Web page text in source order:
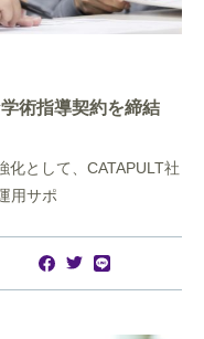
術指導契約を締結
化として、CATAPULT社
用サポ